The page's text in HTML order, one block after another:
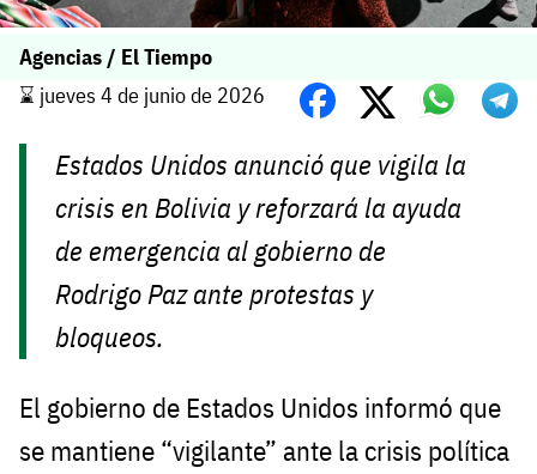
Agencias / El Tiempo
⌛️ jueves 4 de junio de 2026
Estados Unidos anunció que vigila la
crisis en Bolivia y reforzará la ayuda
de emergencia al gobierno de
Rodrigo Paz ante protestas y
bloqueos.
El gobierno de Estados Unidos informó que
se mantiene “vigilante” ante la crisis política